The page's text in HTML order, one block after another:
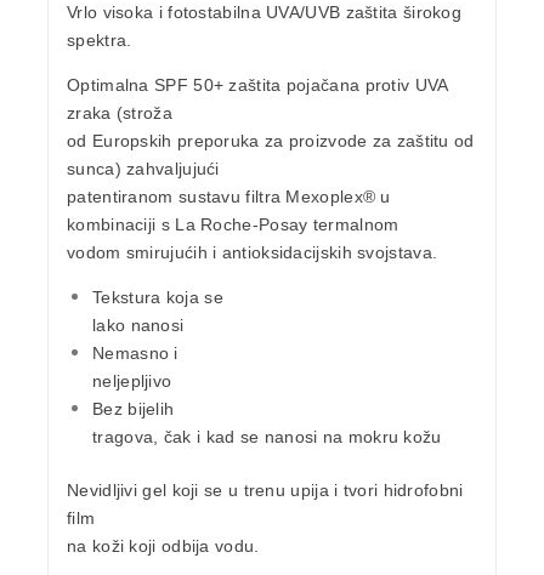
Vrlo visoka i fotostabilna UVA/UVB zaštita širokog
spektra.
Optimalna SPF 50+zaštita pojačana protiv UVA
zraka (stroža
od Europskih preporuka za proizvode za zaštitu od
sunca) zahvaljujući
patentiranom sustavu filtra Mexoplex® u
kombinaciji s La Roche-Posay termalnom
vodom smirujućih i antioksidacijskih svojstava.
Tekstura koja se
lako nanosi
Nemasno i
neljepljivo
Bez bijelih
tragova, čak i kad se nanosi na mokru kožu
Nevidljivi gel koji se u trenu upija i tvori hidrofobni
film
na koži koji odbija vodu